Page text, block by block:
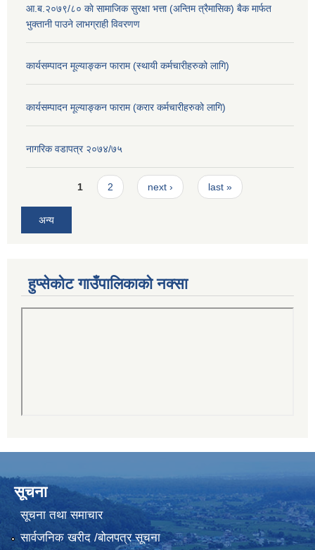
आ.ब.२०७९/८० काे सामाजिक सुरक्षा भत्ता (अन्तिम त्रैमासिक) बैक मार्फत
भुक्तानी पाउने लाभग्राही विवरणण
कार्यसम्पादन मूल्याङ्कन फाराम (स्थायी कर्मचारीहरुको लागि)
कार्यसम्पादन मूल्याङ्कन फाराम (करार कर्मचारीहरुको लागि)
नागरिक वडापत्र २०७४/७५
Pages1 2 next › last »
अन्य
हुप्सेकोट गाउँपालिकाको नक्सा
सूचना
सूचना तथा समाचार
सार्वजनिक खरीद /बोलपत्र सूचना